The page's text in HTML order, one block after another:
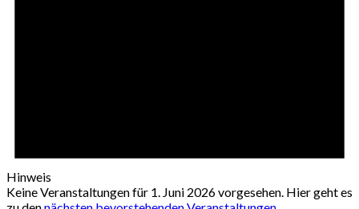
Hinweis
Keine Veranstaltungen für 1. Juni 2026 vorgesehen. Hier geht es